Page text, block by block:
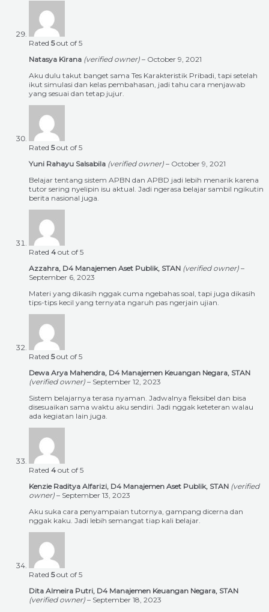
Rated 5out of 5
Natasya Kirana (verified owner) – October 9, 2021
Aku dulu takut banget sama Tes Karakteristik Pribadi, tapi setelah
ikut simulasi dan kelas pembahasan, jadi tahu cara menjawab
yang sesuai dan tetap jujur.
Rated 5out of 5
Yuni Rahayu Salsabila (verified owner) – October 9, 2021
Belajar tentang sistem APBN dan APBD jadi lebih menarik karena
tutor sering nyelipin isu aktual. Jadi ngerasa belajar sambil ngikutin
berita nasional juga.
Rated 4 out of 5
Azzahra, D4 Manajemen Aset Publik, STAN (verified owner) –
September 6, 2023
Materi yang dikasih nggak cuma ngebahas soal, tapi juga dikasih
tips-tips kecil yang ternyata ngaruh pas ngerjain ujian.
Rated 5out of 5
Dewa Arya Mahendra, D4 Manajemen Keuangan Negara, STAN
(verified owner) – September 12, 2023
Sistem belajarnya terasa nyaman. Jadwalnya fleksibel dan bisa
disesuaikan sama waktu aku sendiri. Jadi nggak keteteran walau
ada kegiatan lain juga.
Rated 4 out of 5
Kenzie Raditya Alfarizi, D4 Manajemen Aset Publik, STAN (verified
owner) – September 13, 2023
Aku suka cara penyampaian tutornya, gampang dicerna dan
nggak kaku. Jadi lebih semangat tiap kali belajar.
Rated 5out of 5
Dita Almeira Putri, D4 Manajemen Keuangan Negara, STAN
(verified owner) – September 18, 2023